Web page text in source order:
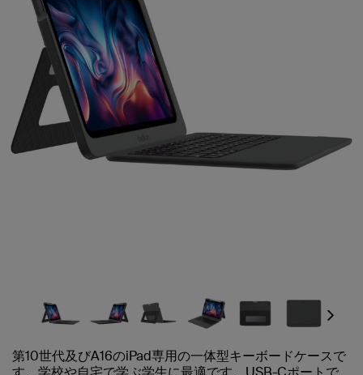
Next
第10世代及びA16のiPad専用の一体型キーボードケースで